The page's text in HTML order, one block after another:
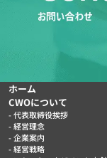
ホーム
CWOについて
代表取締役挨拶
経営理念
企業案内
経営戦略